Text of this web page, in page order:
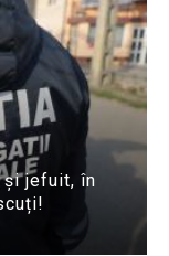
și jefuit, în